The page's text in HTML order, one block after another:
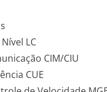
LC
CIM/CIU
CUE